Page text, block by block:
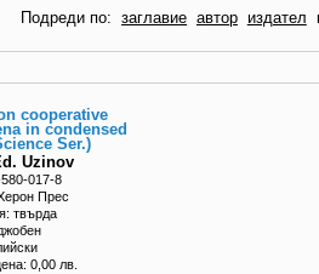
Подреди по: заглавие автор издател
cooperative
in condensed
Ser.)
Uzinov
580-017-8
Прес
твърда
0,00 лв.